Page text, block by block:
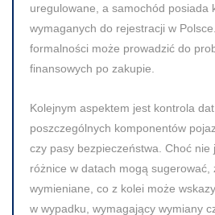
uregulowane, a samochód posiada
wymaganych do rejestracji w
formalności może prowadzić do
finansowych po zakupie.
Kolejnym aspektem jest kontrola
poszczególnych komponentów
czy pasy bezpieczeństwa. Choć nie
różnice w datach mogą sugerować,
wymieniane, co z kolei może
w wypadku, wymagający wymiany